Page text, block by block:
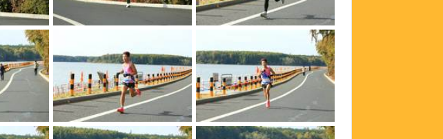
bedusQGQazj3c3QRs0uJml8aCHLuBUGk03JUMhbbm6TpQk6vIHxQ8tuoXE4q7Ze9 bedusQGQazj3c3QRs0uJmh25G935OPFPnT6eN4M4AdNuClbUZ4j1hIqpOymIMovJ
Pw9mmEkx1QF2kWmek30NSIaQ1Paiq4yBruVkdH3zw4wAIJlxtaTJMBhLZPOAcV2n Pw9mmEkx1QF2kWmek30NSMXqUfgJx5wL5tMm8adZhE5AtXVd74PXiMj3tXOFhctF Pw9mmEkx1QF2kWmek30NSP8h__Jvf21YVc5gD9bGZ3GucfiJfGmeptYj60bj4g-F